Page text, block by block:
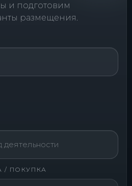
и подготовим
размещения.
/ ПОКУПКА